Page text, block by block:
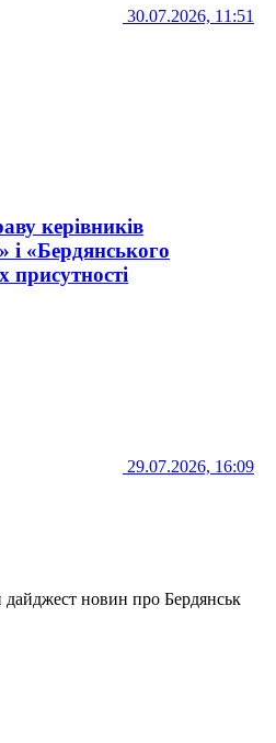
30.07.2026, 11:51
керівників
і «Бердянського
присутності
29.07.2026, 16:09
новин про Бердянськ